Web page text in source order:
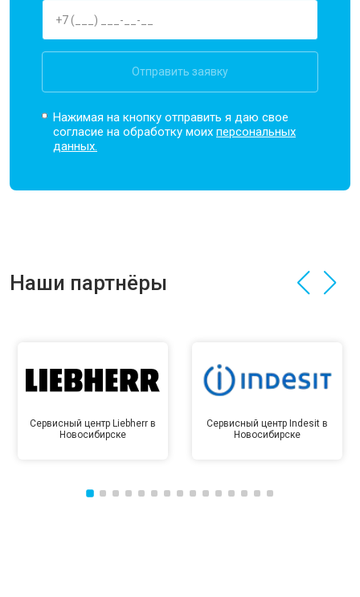
Отправить заявку
Нажимая на кнопку отправить я даю свое
согласие на обработку моихперсональных
данных.
Наши партнёры
Сервисный центр Liebherr в
Новосибирске
Сервисный центр Indesit в
Новосибирске